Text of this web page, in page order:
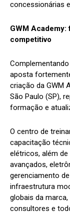
concessionárias
GWM
competitivo
aposta
criação da GWM
São Paulo (SP),
formação e
O centro de
capacitação
elétricos, além
avançados,
gerenciamento
infraestrutura
globais da
consultores e